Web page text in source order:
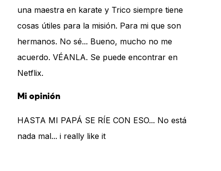
una maestra en karate y Trico siempre tiene
cosas útiles para la misión. Para mi que son
hermanos. No sé... Bueno, mucho no me
acuerdo. VÉANLA. Se puede encontrar en
Netflix.
Mi opinión
HASTA MI PAPÁ SE RÍE CON ESO... No está
nada mal... i really like it